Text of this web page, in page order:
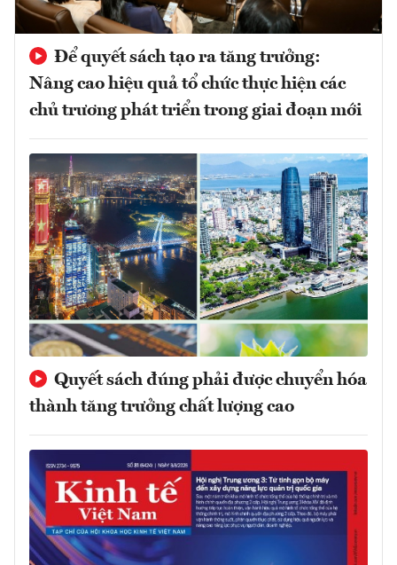
Để quyết sách tạo ra tăng trưởng:
Nâng cao hiệu quả tổ chức thực hiện các
chủ trương phát triển trong giai đoạn mới
Quyết sách đúng phải được chuyển hóa
thành tăng trưởng chất lượng cao